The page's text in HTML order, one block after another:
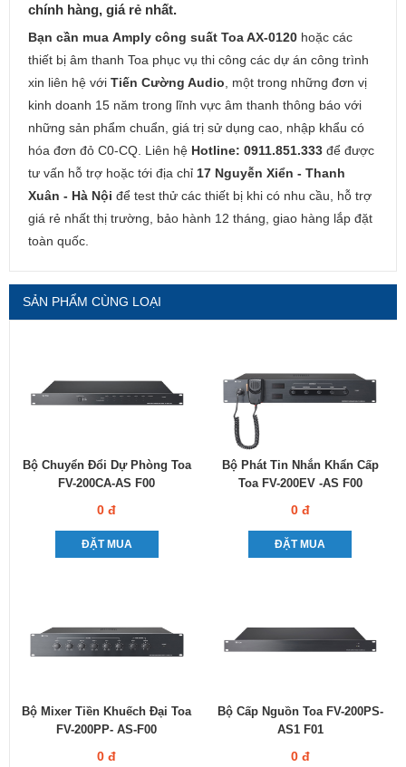
chính hàng, giá rẻ nhất.
Bạn cần mua Amply công suất Toa AX-0120 hoặc các
thiết bị âm thanh Toa phục vụ thi công các dự án công trình
xin liên hệ với Tiến Cường Audio , một trong những đơn vị
kinh doanh 15 năm trong lĩnh vực âm thanh thông báo với
những sản phẩm chuẩn, giá trị sử dụng cao, nhập khẩu có
hóa đơn đỏ C0-CQ. Liên hệ Hotline: 0911.851.333 để được
tư vấn hỗ trợ hoặc tới địa chỉ 17 Nguyễn Xiển - Thanh
Xuân - Hà Nội để test thử các thiết bị khi có nhu cầu, hỗ trợ
giá rẻ nhất thị trường, bảo hành 12 tháng, giao hàng lắp đặt
toàn quốc.
SẢN PHẨM CÙNG LOẠI
Bộ Chuyển Đổi Dự Phòng Toa
FV-200CA-AS F00
0 đ
ĐẶT MUA
Bộ Phát Tin Nhắn Khẩn Cấp
Toa FV-200EV -AS F00
0 đ
ĐẶT MUA
Bộ Mixer Tiền Khuếch Đại Toa
FV-200PP- AS-F00
0 đ
Bộ Cấp Nguồn Toa FV-200PS-
AS1 F01
0 đ